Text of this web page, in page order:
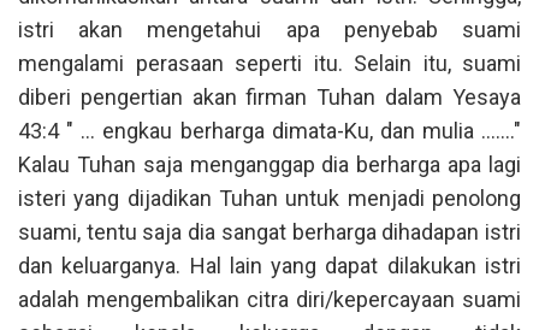
istri akan mengetahui apa penyebab suami
mengalami perasaan seperti itu. Selain itu, suami
diberi pengertian akan firman Tuhan dalam Yesaya
43:4 " ... engkau berharga dimata-Ku, dan mulia ......."
Kalau Tuhan saja menganggap dia berharga apa lagi
isteri yang dijadikan Tuhan untuk menjadi penolong
suami, tentu saja dia sangat berharga dihadapan istri
dan keluarganya. Hal lain yang dapat dilakukan istri
adalah mengembalikan citra diri/kepercayaan suami